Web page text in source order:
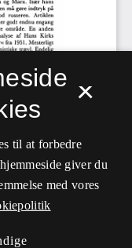
×
til at forbedre
giver du
med vores